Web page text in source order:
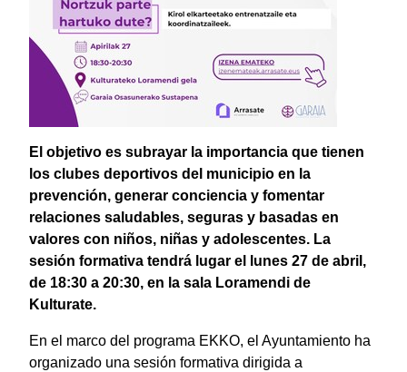
El objetivo es subrayar la importancia que tienen
los clubes deportivos del municipio en la
prevención, generar conciencia y fomentar
relaciones saludables, seguras y basadas en
valores con niños, niñas y adolescentes. La
sesión formativa tendrá lugar el lunes 27 de abril,
de 18:30 a 20:30, en la sala Loramendi de
Kulturate.
En el marco del programa EKKO, el Ayuntamiento ha
organizado una sesión formativa dirigida a